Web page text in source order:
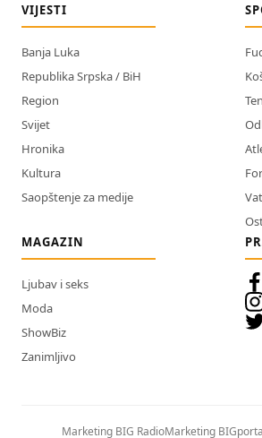
VIJESTI
Banja Luka
Republika Srpska / BiH
Region
Svijet
Hronika
Kultura
Saopštenje za medije
MAGAZIN
Ljubav i seks
Moda
ShowBiz
Zanimljivo
Marketing BIG RadioMarketing